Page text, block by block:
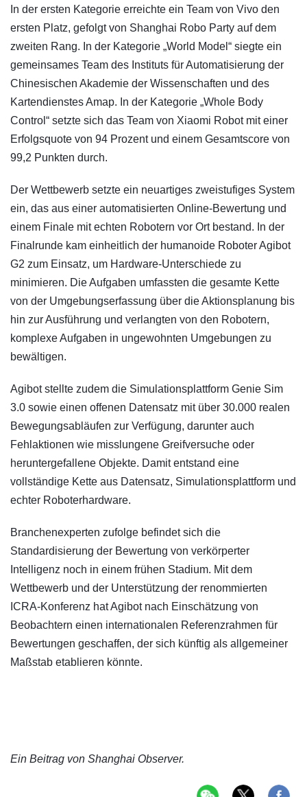
In der ersten Kategorie erreichte ein Team von Vivo den
ersten Platz, gefolgt von Shanghai Robo Party auf dem
zweiten Rang. In der Kategorie „World Model“ siegte ein
gemeinsames Team des Instituts für Automatisierung der
Chinesischen Akademie der Wissenschaften und des
Kartendienstes Amap. In der Kategorie „Whole Body
Control“ setzte sich das Team von Xiaomi Robot mit einer
Erfolgsquote von 94 Prozent und einem Gesamtscore von
99,2 Punkten durch.
Der Wettbewerb setzte ein neuartiges zweistufiges System
ein, das aus einer automatisierten Online-Bewertung und
einem Finale mit echten Robotern vor Ort bestand. In der
Finalrunde kam einheitlich der humanoide Roboter Agibot
G2 zum Einsatz, um Hardware-Unterschiede zu
minimieren. Die Aufgaben umfassten die gesamte Kette
von der Umgebungserfassung über die Aktionsplanung bis
hin zur Ausführung und verlangten von den Robotern,
komplexe Aufgaben in ungewohnten Umgebungen zu
bewältigen.
Agibot stellte zudem die Simulationsplattform Genie Sim
3.0 sowie einen offenen Datensatz mit über 30.000 realen
Bewegungsabläufen zur Verfügung, darunter auch
Fehlaktionen wie misslungene Greifversuche oder
heruntergefallene Objekte. Damit entstand eine
vollständige Kette aus Datensatz, Simulationsplattform und
echter Roboterhardware.
Branchenexperten zufolge befindet sich die
Standardisierung der Bewertung von verkörperter
Intelligenz noch in einem frühen Stadium. Mit dem
Wettbewerb und der Unterstützung der renommierten
ICRA-Konferenz hat Agibot nach Einschätzung von
Beobachtern einen internationalen Referenzrahmen für
Bewertungen geschaffen, der sich künftig als allgemeiner
Maßstab etablieren könnte.
Ein Beitrag von Shanghai Observer.